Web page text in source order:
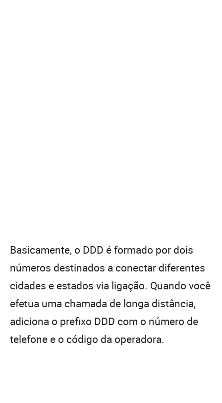
Basicamente, o DDD é formado por dois
números destinados a conectar diferentes
cidades e estados via ligação. Quando você
efetua uma chamada de longa distância,
adiciona o prefixo DDD com o número de
telefone e o código da operadora.